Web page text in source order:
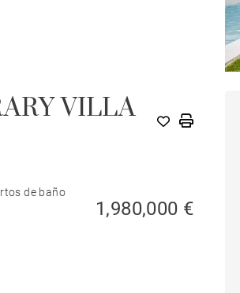
VILLA
de baño
1,980,000 €